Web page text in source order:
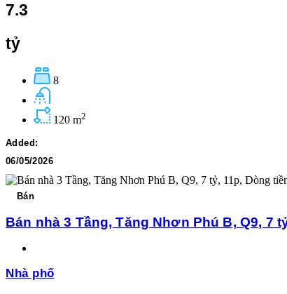
7.3
tỷ
8
120 m2
Added:
06/05/2026
Bán
Bán nhà 3 Tầng, Tăng Nhơn Phú B, Q9, 7
Nhà phố